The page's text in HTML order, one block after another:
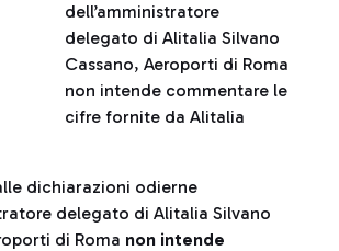
dell’amministratore
delegato di Alitalia Silvano
Cassano, Aeroporti di Roma
non intende commentare le
cifre fornite da Alitalia
dichiarazioni odierne
delegato di Alitalia Silvano
di Roma non intende